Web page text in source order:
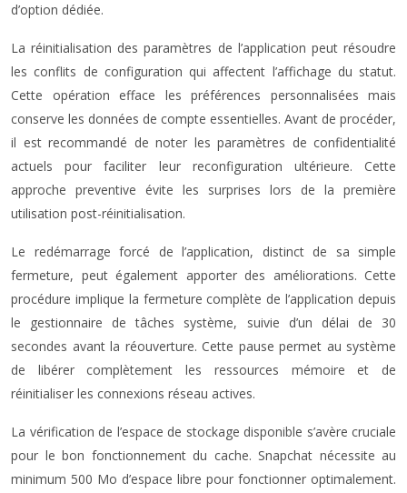
d’option dédiée.
La réinitialisation des paramètres de l’application peut résoudre
les conflits de configuration qui affectent l’affichage du statut.
Cette opération efface les préférences personnalisées mais
conserve les données de compte essentielles. Avant de procéder,
il est recommandé de noter les paramètres de confidentialité
actuels pour faciliter leur reconfiguration ultérieure. Cette
approche preventive évite les surprises lors de la première
utilisation post-réinitialisation.
Le redémarrage forcé de l’application, distinct de sa simple
fermeture, peut également apporter des améliorations. Cette
procédure implique la fermeture complète de l’application depuis
le gestionnaire de tâches système, suivie d’un délai de 30
secondes avant la réouverture. Cette pause permet au système
de libérer complètement les ressources mémoire et de
réinitialiser les connexions réseau actives.
La vérification de l’espace de stockage disponible s’avère cruciale
pour le bon fonctionnement du cache. Snapchat nécessite au
minimum 500 Mo d’espace libre pour fonctionner optimalement.